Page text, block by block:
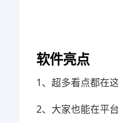
软件亮点
1、超多看点都在
2、大家也能在平